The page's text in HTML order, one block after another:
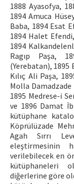
1888 Ayasofya,
1894 Amuca
Baba, 1894 Esat
1894 Halet
1894
Ragıp Paşa,
(Yerebatan), 1895
Kılıç Ali Paşa,
Molla Damadzade
1895 Medrese-i
ve 1896 Damat
kütüphane
Köprülüzade
Agah Sırrı
eleştirmesinin
verilebilecek en
kütüphaneleri
diğerlerine göre